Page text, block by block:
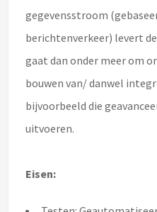
gegevensstroom
berichtenverkeer) levert
gaat dan onder meer om
bouwen van/ danwel
bijvoorbeeld die
uitvoeren.
Eisen: